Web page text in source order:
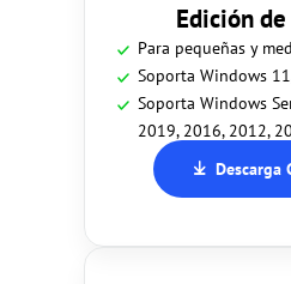
Edición
Para pequeñas y
Soporta Windows
Soporta Windows
2019, 2016, 2012,
Descarga